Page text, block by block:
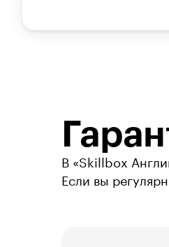
В «Skillbox
Если вы